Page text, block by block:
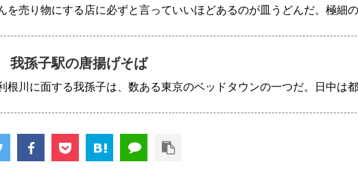
を売り物にする店に必ずと言っていいほどあるのが皿うどんだ。極細
我孫子駅の唐揚げそば
根川に面する我孫子は、数ある東京のベッドタウンの一つだ。日中は